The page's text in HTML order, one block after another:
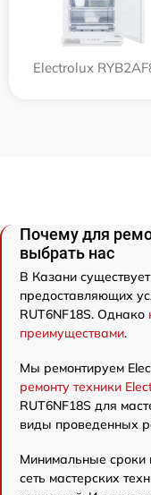
Electrolux
Почему для
выбрать нас
В Казани
предоставляющих
RUT6NF18S. Однако
преимуществами.
Мы ремонтируем
ремонту техники
RUT6NF18S для
виды проведенных
Минимальные
сеть мастерских